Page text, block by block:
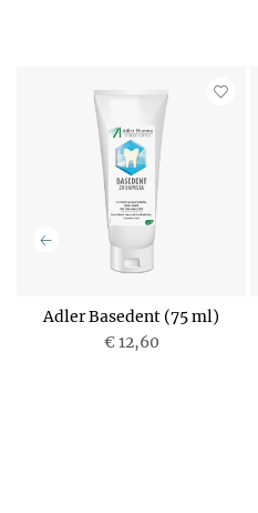
Adler Basedent (75 ml)
€ 12,60